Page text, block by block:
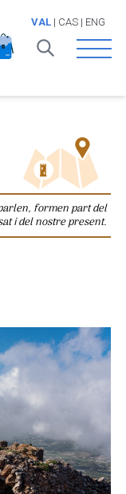
VAL| CAS| ENG
Open
formen part del
i del nostre present.